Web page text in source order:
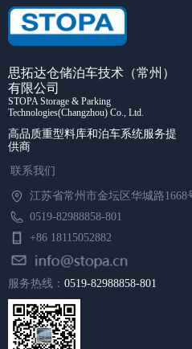
联系我们
江苏省常州市金坛区华城路1668
0519-82988858-801
+86 18115052882
info@stopa.cn
服务热线： 0519-82988858-801
思拓达仓储泊车技术（常州）
有限公司
STOPA Storage & Parking
Technologies(Changzhou) Co., Ltd.
高品质重型料库和泊车系统服务提
供商